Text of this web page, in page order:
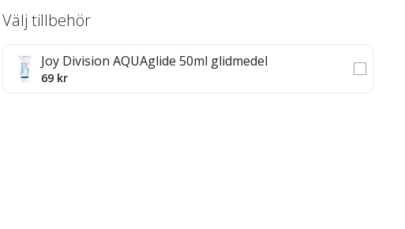
Välj tillbehör
Joy Division AQUAglide 50ml glidmedel
69 kr